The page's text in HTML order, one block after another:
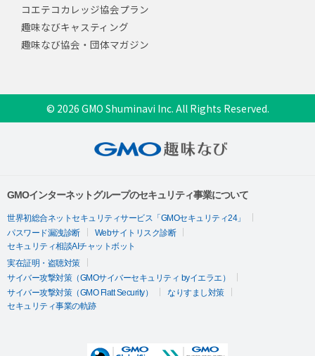
コエテコカレッジ協会プラン
趣味なびキャスティング
趣味なび協会・団体マガジン
© 2026 GMO Shuminavi Inc. All Rights Reserved.